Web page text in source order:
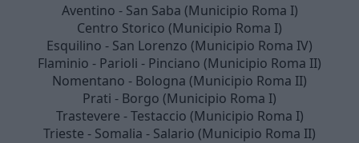
Aventino - San Saba (Municipio Roma I)
Centro Storico (Municipio Roma I)
Esquilino - San Lorenzo (Municipio Roma IV)
Flaminio - Parioli - Pinciano (Municipio Roma II)
Nomentano - Bologna (Municipio Roma II)
Prati - Borgo (Municipio Roma I)
Trastevere - Testaccio (Municipio Roma I)
Trieste - Somalia - Salario (Municipio Roma II)